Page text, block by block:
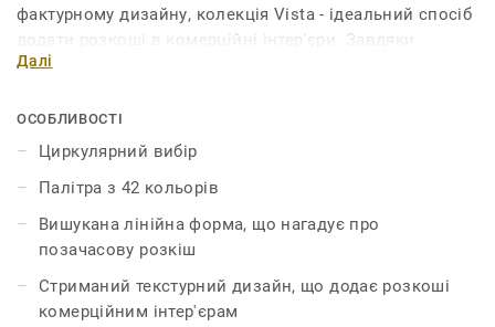
фактурному дизайну, колекція Vista - ідеальний спосіб
додати розкоші в комерційні інтер'єри. Завдяки
універсальній палітрі з 42 відтінків, дизайнери можуть
для створення бажаної атмосфери.
Структурний вигляд додає текстури завдяки
поєднанню світлих і темних відтінків. В результаті
виходить естетика з глибиною та відчуттям високої
якості. На додаток до форми, функціональна перевага
полягає в покращеній акустиці завдяки підкладці
SoundMaster Lite, що входить до стандартної
комплектації.
Далі
ОСОБЛИВОСТІ
Циркулярний вибір
Палітра з 42 кольорів
Вишукана лінійна форма, що нагадує про
позачасову розкіш
Стриманий текстурний дизайн, що додає розкоші
комерційним інтер'єрам